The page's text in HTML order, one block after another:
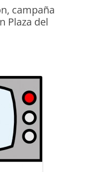
campaña
Plaza del